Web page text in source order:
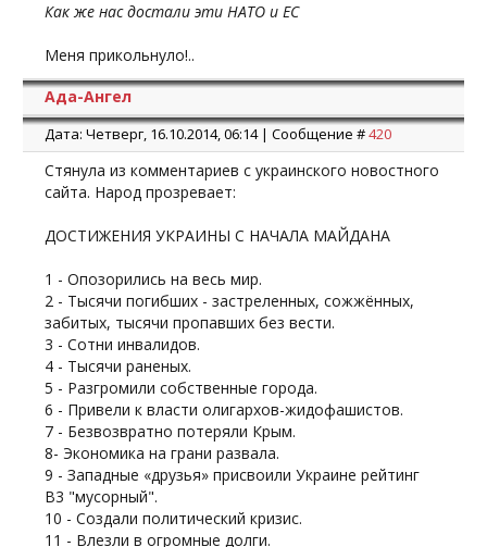
Как же нас достали эти НАТО и ЕС
Меня прикольнуло!..
Ада-Ангел
Дата: Четверг, 16.10.2014, 06:14 | Сообщение #420
Стянула из комментариев с украинского новостного
сайта. Народ прозревает:
ДОСТИЖЕНИЯ УКРАИНЫ С НАЧАЛА МАЙДАНА
1 - Опозорились на весь мир.
2 - Тысячи погибших - застреленных, сожжённых,
забитых, тысячи пропавших без вести.
3 - Сотни инвалидов.
4 - Тысячи раненых.
5 - Разгромили собственные города.
6 - Привели к власти олигархов-жидофашистов.
7 - Безвозвратно потеряли Крым.
8- Экономика на грани развала.
9 - Западные «друзья» присвоили Украине рейтинг
B3 "мусорный".
10 - Создали политический кризис.
11 - Влезли в огромные долги.